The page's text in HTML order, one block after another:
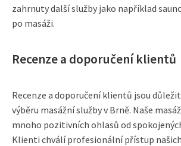
zahrnuty další služby jako například
po masáži.
Recenze a doporučení klientů
Recenze a doporučení klientů jsou
výběru masážní služby v Brně. Naše
mnoho pozitivních ohlasů od
Klienti chválí profesionální přístup